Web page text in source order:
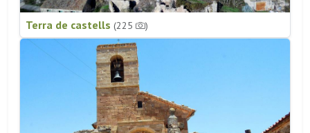
Terra de castells (225 )